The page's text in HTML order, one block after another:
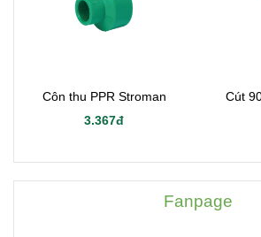
Côn thu PPR Stroman
3.367đ
Cút
Fanpage